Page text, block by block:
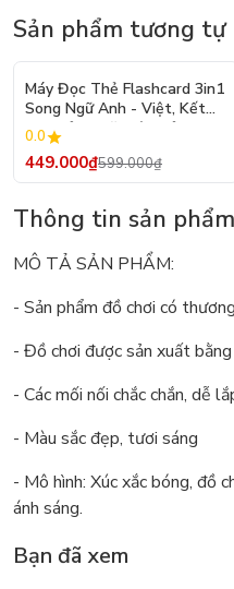
Sản phẩm tương tự
- 25%
Máy Đọc Thẻ Flashcard 3in1
Song Ngữ Anh - Việt, Kết
Hợp Bảng Vẽ Điện Tử LCD
Tự Xóa Thông Minh - Màu
Hồng
0.0
449.000₫599.000₫
Thông tin sản phẩm
MÔ TẢ SẢN PHẨM:
- Sản phẩm đồ chơi có
- Đồ chơi được sản xuất
- Các mối nối chắc chắn, dễ
- Màu sắc đẹp, tươi sáng
- Mô hình: Xúc xắc bóng, đồ
ánh sáng.
Bạn đã xem